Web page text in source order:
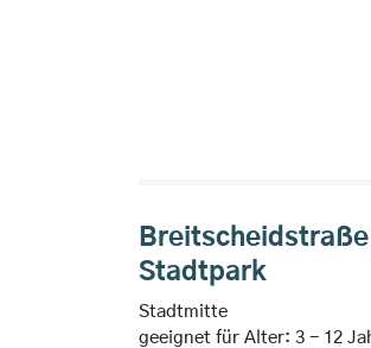
Stadtpark
Stadtmitte
geeignet für Alter: 3 - 12